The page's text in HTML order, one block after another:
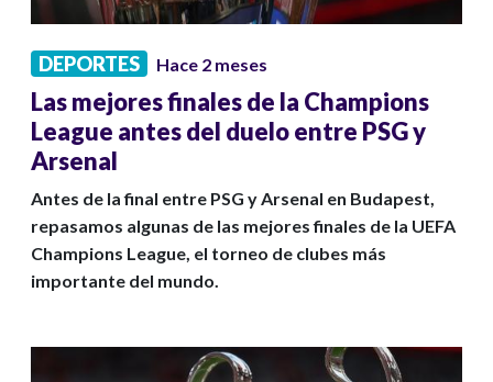
DEPORTES Hace 2 meses
Las mejores finales de la Champions
League antes del duelo entre PSG y
Arsenal
Antes de la final entre PSG y Arsenal en Budapest,
repasamos algunas de las mejores finales de la UEFA
Champions League, el torneo de clubes más
importante del mundo.